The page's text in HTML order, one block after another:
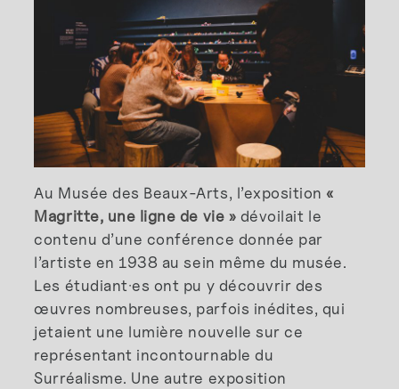
Au Musée des Beaux-Arts, l’exposition «
Magritte, une ligne de vie » dévoilait le
contenu d’une conférence donnée par
l’artiste en 1938 au sein même du musée.
Les étudiant·es ont pu y découvrir des
œuvres nombreuses, parfois inédites, qui
jetaient une lumière nouvelle sur ce
représentant incontournable du
Surréalisme. Une autre exposition